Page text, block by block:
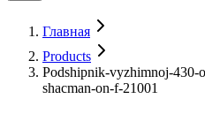
Главная
Products
Podshipnik-vyzhimnoj-430-
shacman-on-f-21001